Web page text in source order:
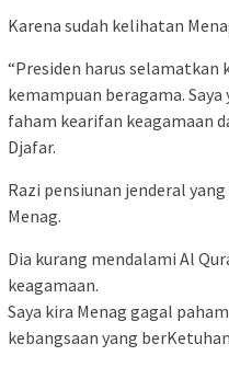
Karena sudah kelihatan
“Presiden harus selamatkan
kemampuan beragama.
faham kearifan keagamaan
Djafar.
Razi pensiunan jenderal
Menag.
Dia kurang mendalami Al
keagamaan.
Saya kira Menag gagal
kebangsaan yang